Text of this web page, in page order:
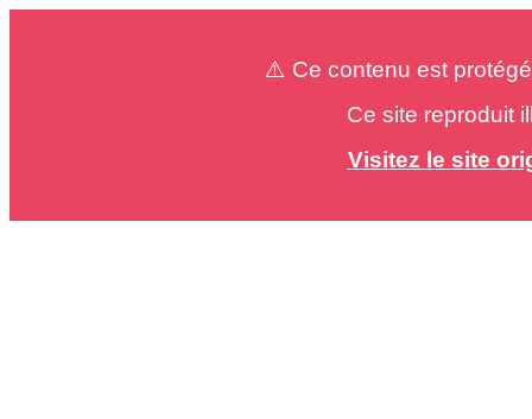
⚠️ Ce contenu est
Ce site reproduit
Visitez le site